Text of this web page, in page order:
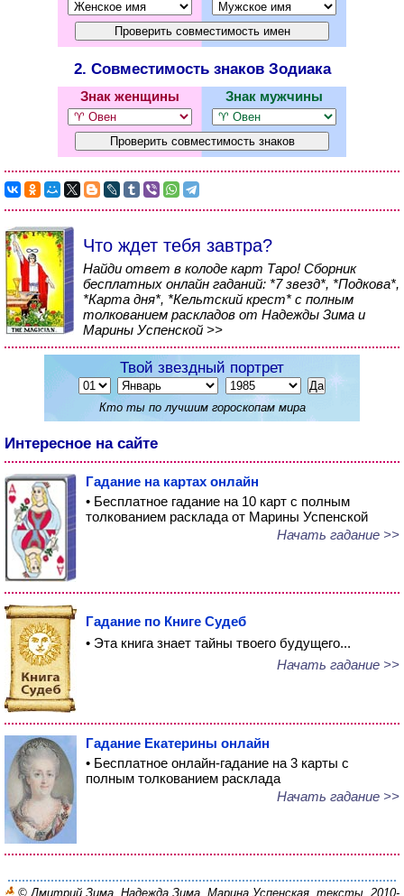
2. Совместимость знаков Зодиака
Знак женщины Знак мужчины
Что ждет тебя завтра?
Найди ответ в колоде карт Таро! Сборник
бесплатных онлайн гаданий: *7 звезд*, *Подкова*,
*Карта дня*, *Кельтский крест* с полным
толкованием раскладов от Надежды Зима и
Марины Успенской >>
Твой звездный портрет
Кто ты по лучшим гороскопам мира
Интересное на сайте
Гадание на картах онлайн
• Бесплатное гадание на 10 карт с полным
толкованием расклада от Марины Успенской
Начать гадание >>
Гадание по Книге Судеб
• Эта книга знает тайны твоего будущего...
Начать гадание >>
Гадание Екатерины онлайн
• Бесплатное онлайн-гадание на 3 карты с
полным толкованием расклада
Начать гадание >>
© Дмитрий Зима, Надежда Зима, Марина Успенская, тексты, 2010-